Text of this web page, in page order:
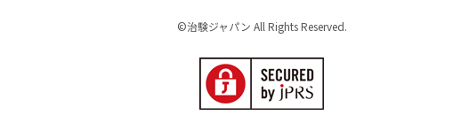
©治験ジャパン All Rights Reserved.